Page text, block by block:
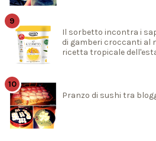
Il sorbetto incontra i
di gamberi croccanti al
ricetta tropicale
Pranzo di sushi tra